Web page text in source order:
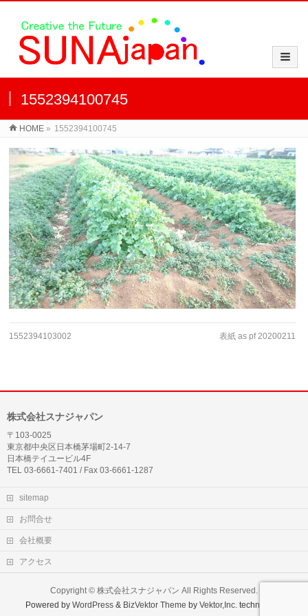
1552394100745
HOME » 1552394100745
1552394103002 表紙 as pf 20200211
株式会社スナジャパン
〒103-0025
東京都中央区日本橋茅場町2-14-7
日本橋テイユービル4F
TEL 03-6661-7401 / Fax 03-6661-1287
sitemap
お問合せ
会社概要
アクセス
Copyright © 株式会社スナジャパン All Rights Reserved.
Powered byWordPress & BizVektor Theme byVektor,Inc. technology.